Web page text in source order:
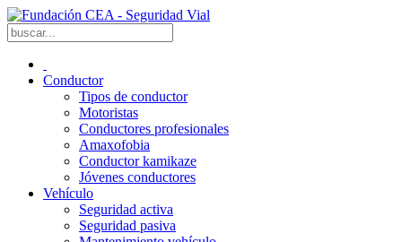
Conductor
Tipos de conductor
Motoristas
Conductores profesionales
Amaxofobia
Conductor kamikaze
Jóvenes conductores
Vehículo
Seguridad activa
Seguridad pasiva